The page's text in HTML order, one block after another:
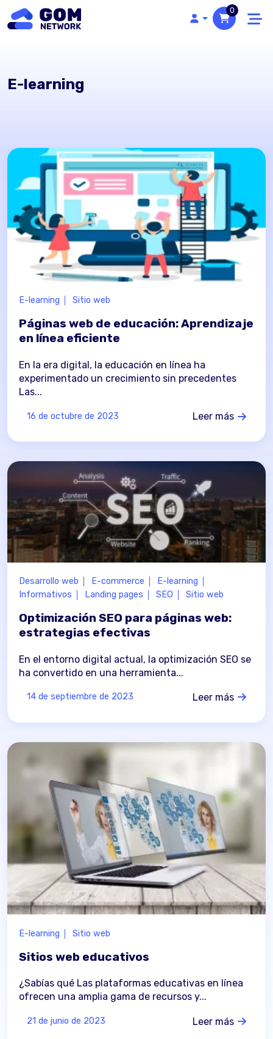
0
E-learning
E-learning Sitio web
Páginas web de educación: Aprendizaje
en línea eficiente
En la era digital, la educación en línea ha
experimentado un crecimiento sin precedentes
Las...
16 de octubre de 2023 Leer más
Desarrollo web E-commerce
E-learning
Informativos
Landing pages SEO Sitio web
Optimización SEO para páginas web:
estrategias efectivas
En el entorno digital actual, la optimización SEO se
ha convertido en una herramienta...
14 de septiembre de 2023 Leer más
E-learning Sitio web
Sitios web educativos
¿Sabías qué Las plataformas educativas en línea
ofrecen una amplia gama de recursos y...
21 de junio de 2023 Leer más